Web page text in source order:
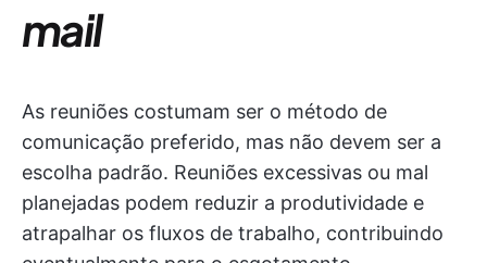
mail
As reuniões costumam ser o método de
comunicação preferido, mas não devem ser a
escolha padrão. Reuniões excessivas ou mal
planejadas podem reduzir a produtividade e
atrapalhar os fluxos de trabalho, contribuindo